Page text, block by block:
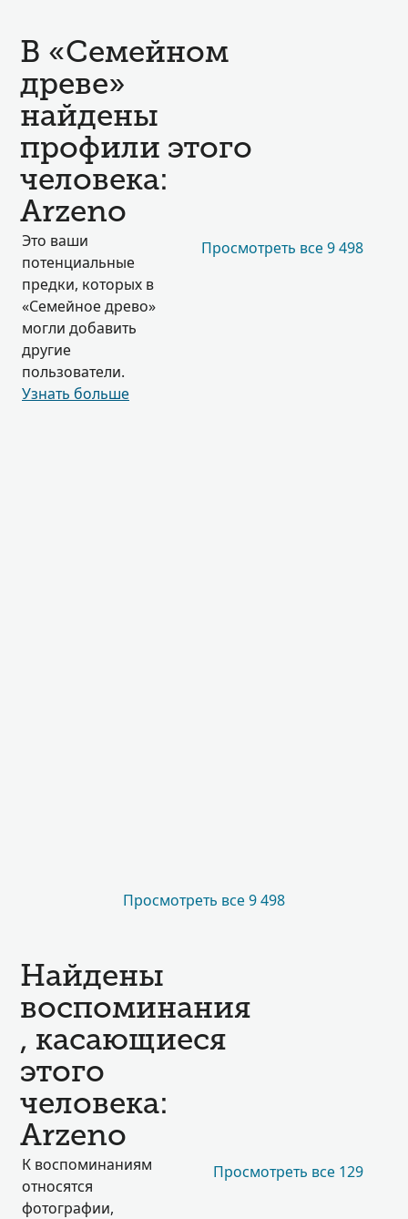
В «Семейном
древе»
найдены
профили этого
человека:
Arzeno
Это ваши
потенциальные
предки, которых в
«Семейное древо»
могли добавить
другие
пользователи.
Узнать больше
Просмотреть все 9 498
Просмотреть все 9 498
Найдены
воспоминания
, касающиеся
этого
человека:
Arzeno
К воспоминаниям
относятся
фотографии,
Просмотреть все 129